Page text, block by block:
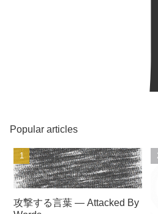
Popular articles
攻撃する言葉 — Attacked By